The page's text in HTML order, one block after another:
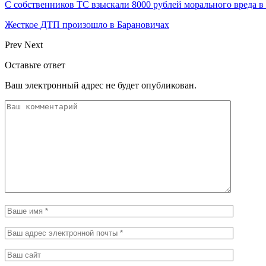
С собственников ТС взыскали 8000 рублей морального вреда
Жесткое ДТП произошло в Барановичах
Prev Next
Оставьте ответ
Ваш электронный адрес не будет опубликован.